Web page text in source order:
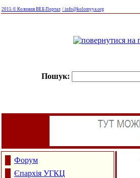
2015 © Коломия ВЕБ Портал / info@kolomyya.org
Пошук:
Форум
Єпархія УГКЦ